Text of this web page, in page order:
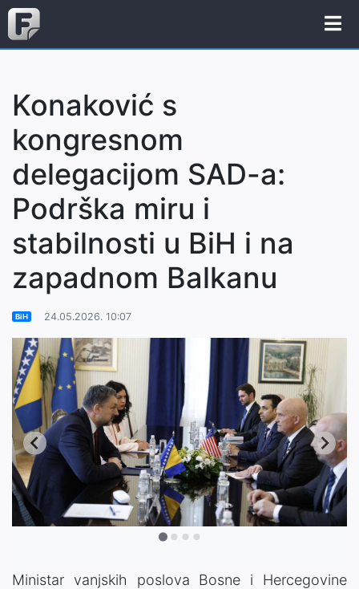
Konaković s
kongresnom
delegacijom SAD-a:
Podrška miru i
stabilnosti u BiH i na
zapadnom Balkanu
BiH 24.05.2026. 10:07
Ministar vanjskih poslova Bosne i Hercegovine